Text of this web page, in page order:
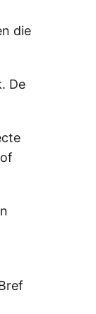
die
De